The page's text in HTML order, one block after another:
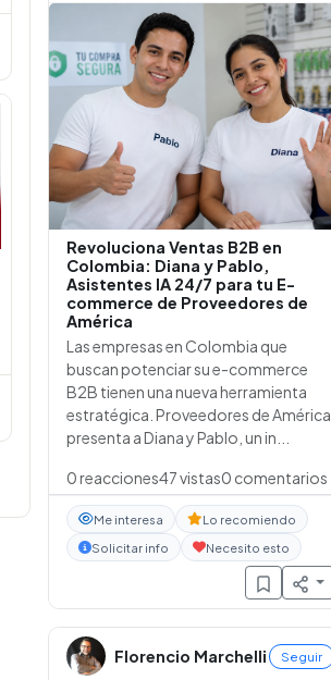
Revoluciona Ventas B2B en
Colombia: Diana y Pablo,
Asistentes IA 24/7 para tu E-
commerce de Proveedores de
América
Las empresas en Colombia que
buscan potenciar su e-commerce
B2B tienen una nueva herramienta
estratégica. Proveedores de América
presenta a Diana y Pablo, un in...
0reacciones47vistas0 comentarios
Me interesa
Lo recomiendo
Solicitar info
Necesito esto
Florencio Marchelli Seguir